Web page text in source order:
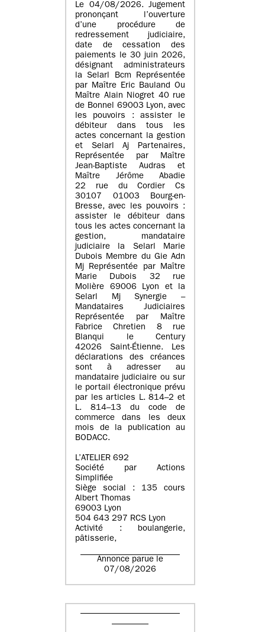
Le 04/08/2026. Jugement
prononçant l’ouverture
d’une procédure de
redressement judiciaire,
date de cessation des
paiements le 30 juin 2026,
désignant administrateurs
la Selarl Bcm Représentée
par Maître Eric Bauland Ou
Maître Alain Niogret 40 rue
de Bonnel 69003 Lyon, avec
les pouvoirs : assister le
débiteur dans tous les
actes concernant la gestion
et Selarl Aj Partenaires,
Représentée par Maître
Jean-Baptiste Audras et
Maître Jérôme Abadie
22 rue du Cordier Cs
30107 01003 Bourg-en-
Bresse, avec les pouvoirs :
assister le débiteur dans
tous les actes concernant la
gestion, mandataire
judiciaire la Selarl Marie
Dubois Membre du Gie Adn
Mj Représentée par Maître
Marie Dubois 32 rue
Molière 69006 Lyon et la
Selarl Mj Synergie –
Mandataires Judiciaires
Représentée par Maître
Fabrice Chretien 8 rue
Blanqui le Century
42026 Saint-Étienne. Les
déclarations des créances
sont à adresser au
mandataire judiciaire ou sur
le portail électronique prévu
par les articles L. 814–2 et
L. 814–13 du code de
commerce dans les deux
mois de la publication au
BODACC.
L’ATELIER 692
Société par Actions
Simplifiée
Siège social : 135 cours
Albert Thomas
69003 Lyon
504 643 297 RCS Lyon
Activité : boulangerie,
pâtisserie,
Annonce parue le
07/08/2026